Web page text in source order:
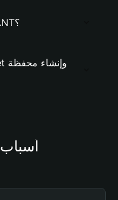
ما هي أفضل محفظة CHUBFIANT؟